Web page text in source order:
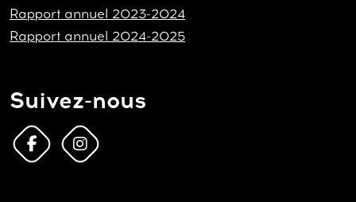
Rapport annuel 2023-2024
Rapport annuel 2024-2025
Suivez-nous